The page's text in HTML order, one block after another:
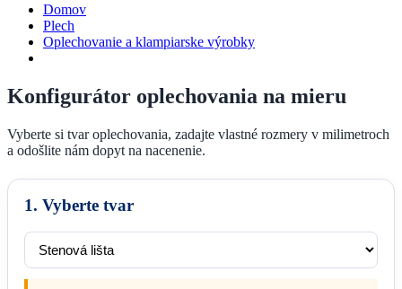
Domov
Plech
Oplechovanie a klampiarske výrobky
Konfigurátor oplechovania na mieru
Vyberte si tvar oplechovania, zadajte vlastné rozmery v milimetroch
a odošlite nám dopyt na nacenenie.
1. Vyberte tvar